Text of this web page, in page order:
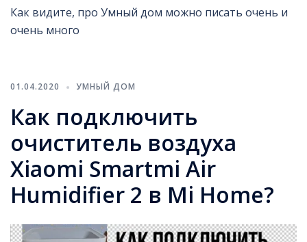
Как видите, про Умный дом можно писать очень и
очень много
01.04.2020 УМНЫЙ ДОМ
Как подключить
очиститель воздуха
Xiaomi Smartmi Air
Humidifier 2 в Mi Home?